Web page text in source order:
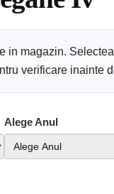
in magazin.
verificare inainte
Alege Anul